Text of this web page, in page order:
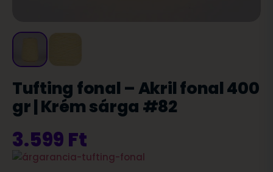
Tufting fonal – Akril fonal 400
gr | Krém sárga #82
3.599 Ft